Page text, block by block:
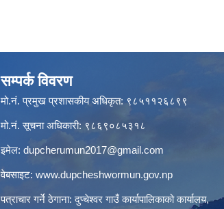
सम्पर्क विवरण
मो.नं. प्रमुख प्रशासकीय अधिकृत: ९८५११२६८९९
मो.नं. सूचना अधिकारी: ९८६९०८५३१८
इमेल: dupcherumun2017@gmail.com
वेबसाइट: www.dupcheshwormun.gov.np
पत्राचार गर्ने ठेगाना: दुप्चेश्वर गाउँ कार्यापालिकाको कार्यालय,